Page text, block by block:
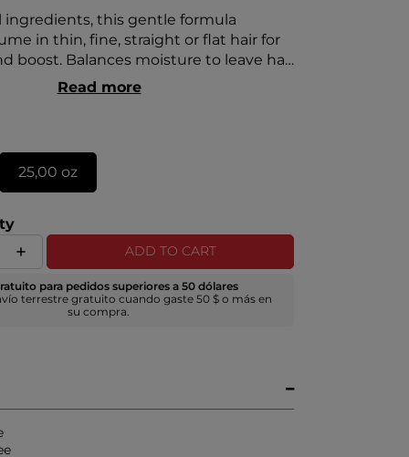
ingredients, this gentle formula
in thin, fine, straight or flat hair for
boost. Balances moisture to leave hair
and touchable without
Read more
25,00 oz
ADD TO CART
para pedidos superiores a 50 dólares
terrestre gratuito cuando gaste 50 $ o más en
su compra.